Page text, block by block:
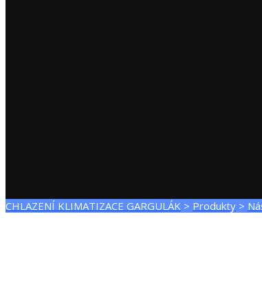
CHLAZENÍ KLIMATIZACE GARGULÁK > Produkty >